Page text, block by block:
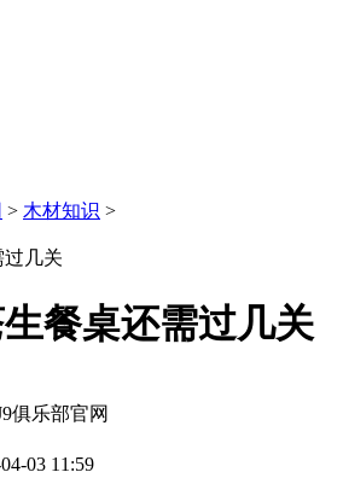
> 木材知识 >
几关
餐桌还需过几关
俱乐部官网
03 11:59